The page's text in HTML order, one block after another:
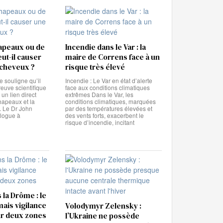
ou de
il causer
?
souligne qu’il
scientifique
lien direct
et la
Le Dr John
à
Incendie dans le Var : la
maire de Correns face à un
risque très élevé
Incendie : Le Var en état d’alerte
face aux conditions climatiques
extrêmes Dans le Var, les
conditions climatiques, marquées
par des températures élevées et
des vents forts, exacerbent le
risque d’incendie, incitant
Drôme : le
vigilance
deux zones
Volodymyr Zelensky :
l’Ukraine ne possède